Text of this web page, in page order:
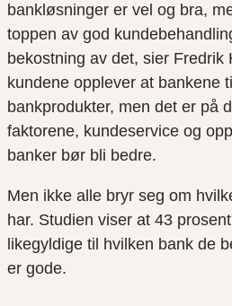
bankløsninger er vel og bra,
toppen av god
bekostning av det, sier Fredrik
kundene opplever at bankene
bankprodukter, men det er på
faktorene, kundeservice og
banker bør bli bedre.
Men ikke alle bryr seg om
har. Studien viser at 43 prosent
likegyldige til hvilken bank de
er gode.